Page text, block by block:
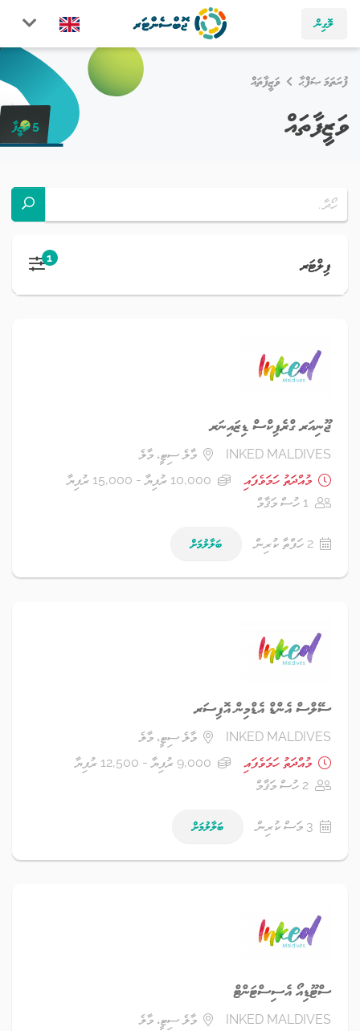
ލޮގިން
ފުރަތަމަ ޞަފްޙާ ވަޒީފާތައް
ވަޒީފާތައް 5 ވަޒީފާ
ފިލްޓަރ 1
ޖޫނިއަރ ގްރެފިކްސް ޑިޒައިނަރ
INKED MALDIVES
މާލެ ސިޓީ، މާލެ
މުއްދަތު ހަމަވެފައި
10,000 ރުފިޔާ - 15,000 ރުފިޔާ
1 ހުސް މަޤާމް
2 ހަފްތާ ކުރިން ބަލާލުމަށް
ސޭލްސް އެންޑް އެޑްމިން އޮފިސަރ
INKED MALDIVES
މާލެ ސިޓީ، މާލެ
މުއްދަތު ހަމަވެފައި
9,000 ރުފިޔާ - 12,500 ރުފިޔާ
2 ހުސް މަޤާމް
3 މަސް ކުރިން ބަލާލުމަށް
ސްޓޫޑިއޯ އެސިސްޓަންޓް
INKED MALDIVES
މާލެ ސިޓީ، މާލެ